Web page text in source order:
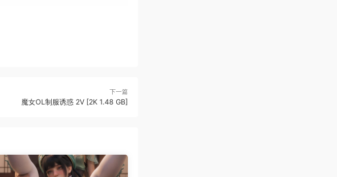
下一篇
魔女OL制服诱惑 2V [2K 1.48 GB]